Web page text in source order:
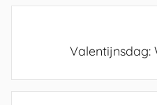
Valentijnsdag: